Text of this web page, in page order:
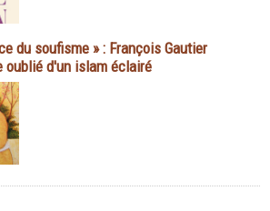
du soufisme » : François Gautier
d'un islam éclairé